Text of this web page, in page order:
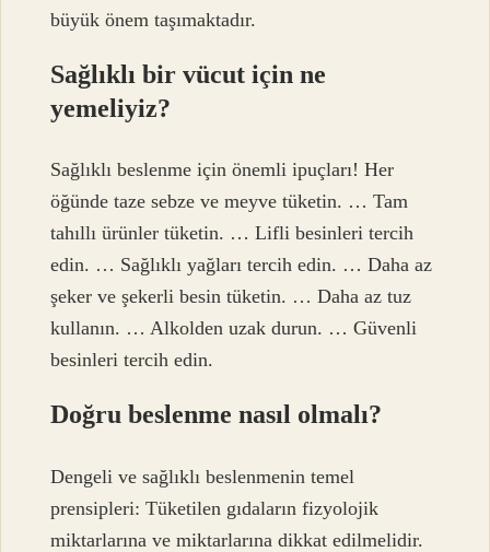
büyük önem taşımaktadır.
Sağlıklı bir vücut için ne
yemeliyiz?
Sağlıklı beslenme için önemli ipuçları! Her
öğünde taze sebze ve meyve tüketin. … Tam
tahıllı ürünler tüketin. … Lifli besinleri tercih
edin. … Sağlıklı yağları tercih edin. … Daha az
şeker ve şekerli besin tüketin. … Daha az tuz
kullanın. … Alkolden uzak durun. … Güvenli
besinleri tercih edin.
Doğru beslenme nasıl olmalı?
Dengeli ve sağlıklı beslenmenin temel
prensipleri: Tüketilen gıdaların fizyolojik
miktarlarına ve miktarlarına dikkat edilmelidir.